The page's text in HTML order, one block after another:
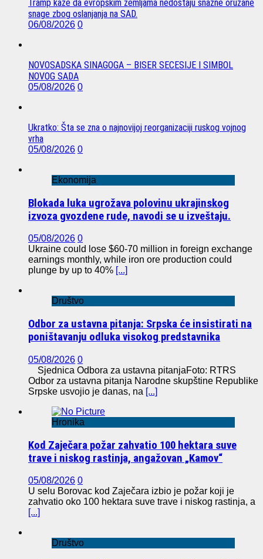
Tramp kaže da evropskim zemljama nedostaju snažne oružane
snage zbog oslanjanja na SAD.
06/08/2026 0
NOVOSADSKA SINAGOGA – BISER SECESIJE I SIMBOL
NOVOG SADA
05/08/2026 0
Ukratko: Šta se zna o najnovijoj reorganizaciji ruskog vojnog
vrha
05/08/2026 0
Ekonomija
Blokada luka ugrožava polovinu ukrajinskog
izvoza gvozdene rude, navodi se u izveštaju.
05/08/2026 0
Ukraine could lose $60-70 million in foreign exchange
earnings monthly, while iron ore production could
plunge by up to 40% [...]
Društvo
Odbor za ustavna pitanja: Srpska će insistirati na
poništavanju odluka visokog predstavnika
05/08/2026 0
Sjednica Odbora za ustavna pitanjaFoto: RTRS
Odbor za ustavna pitanja Narodne skupštine Republike
Srpske usvojio je danas, na [...]
Hronika
Kod Zaječara požar zahvatio 100 hektara suve
trave i niskog rastinja, angažovan „Kamov“
05/08/2026 0
U selu Borovac kod Zaječara izbio je požar koji je
zahvatio oko 100 hektara suve trave i niskog rastinja, a
[...]
Društvo